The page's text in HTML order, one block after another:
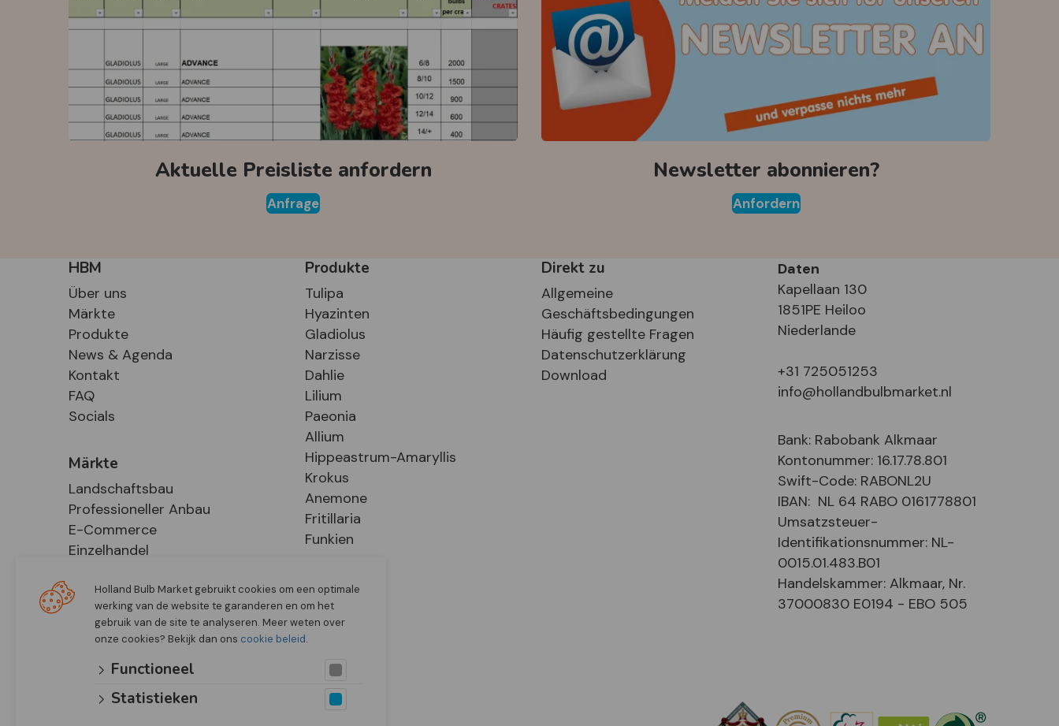
Aktuelle Preisliste anfordern
Anfrage
Newsletter abonnieren?
Anfordern
HBM
Über uns
Märkte
Produkte
News & Agenda
Kontakt
FAQ
Socials
Märkte
Landschaftsbau
Professioneller Anbau
E-Commerce
Einzelhandel
Produkte
Tulipa
Hyazinten
Gladiolus
Narzisse
Dahlie
Lilium
Paeonia
Allium
Hippeastrum-Amaryllis
Krokus
Anemone
Fritillaria
Funkien
Direkt zu
Allgemeine
Geschäftsbedingungen
Häufig gestellte Fragen
Datenschutzerklärung
Download
Daten
Kapellaan 130
1851PE Heiloo
Niederlande
+31 725051253
info@hollandbulbmarket.nl
Bank: Rabobank Alkmaar
Kontonummer: 16.17.78.801
Swift-Code: RABONL2U
IBAN: NL 64 RABO 0161778801
Umsatzsteuer-
Identifikationsnummer: NL-
0015.01.483.B01
Handelskammer: Alkmaar, Nr.
37000830 E0194 - EBO 505
Holland Bulb Market gebruikt cookies om een optimale
werking van de website te garanderen en om het
gebruik van de site te analyseren. Meer weten over
onze cookies? Bekijk dan ons cookie beleid.
Functioneel
Statistieken